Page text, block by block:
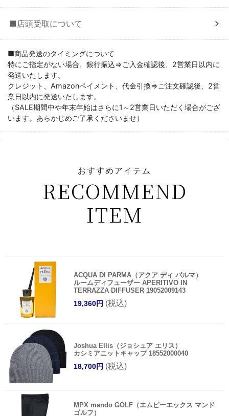
■店頭受取について
■商品発送のタイミングについて
特にご指定がない場合、銀行振込⇒ご入金確認後、2営業日以内に
発送いたします。
クレジット、Amazonペイメント、代金引換⇒ご注文確認後、2営
業日以内に発送いたします。
（SALE期間中や年末年始はさらに1～2営業日いただく場合がござ
います。あらかじめご了承くださいませ）
おすすめアイテム
RECOMMEND
ITEM
ACQUA DI PARMA（アクア ディ パルマ）
ルームディフューザー APERITIVO IN
TERRAZZA DIFFUSER 19052009143
19,360円 (税込)
Joshua Ellis（ジョシュア エリス）
カシミアニットキャップ 18552000040
18,700円 (税込)
MPX mando GOLF（エムピーエックス マンド
ゴルフ）